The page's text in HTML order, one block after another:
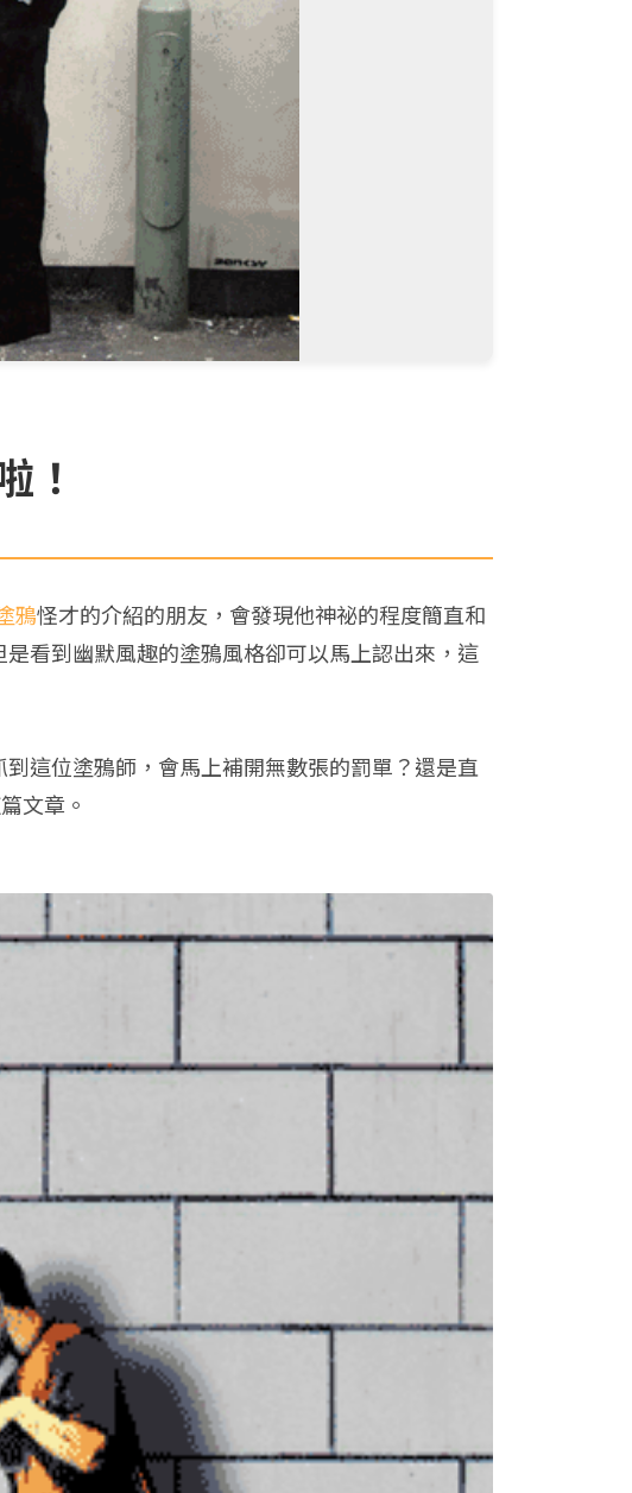
！
鴉怪才的介紹的朋友，會發現他神祕的程度簡直和
看到幽默風趣的塗鴉風格卻可以馬上認出來，這
這位塗鴉師，會馬上補開無數張的罰單？還是直
文章。